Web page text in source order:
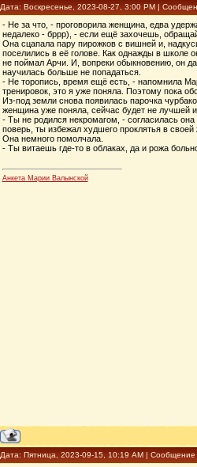
Дата: Воскресенье, 2023-08-27, 3:00 PM |
- Не за что, - проговорила женщина, едва
недалеко - бррр), - если ещё захочешь,
Она сцапала пару пирожков с вишней и,
поселились в её голове. Как однажды в школе
не поймал Арчи. И, вопреки обыкновению, он
научилась больше не попадаться.
- Не торопись, время ещё есть, - напомнила
тренировок, это я уже поняла. Поэтому пока
Из-под земли снова появилась парочка
женщина уже поняла, сейчас будет не лучшей
- Ты не родился некромагом, - согласилась
поверь, ты избежал худшего проклятья в своей
Она немного помолчала.
- Ты витаешь где-то в облаках, да и рожа
Анкета Марии Валынской
Дата: Пятница, 2023-09-15, 10:19 AM | Сообщение